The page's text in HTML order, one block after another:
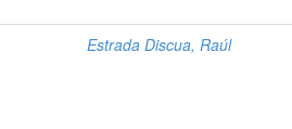
Estrada Discua, Raúl